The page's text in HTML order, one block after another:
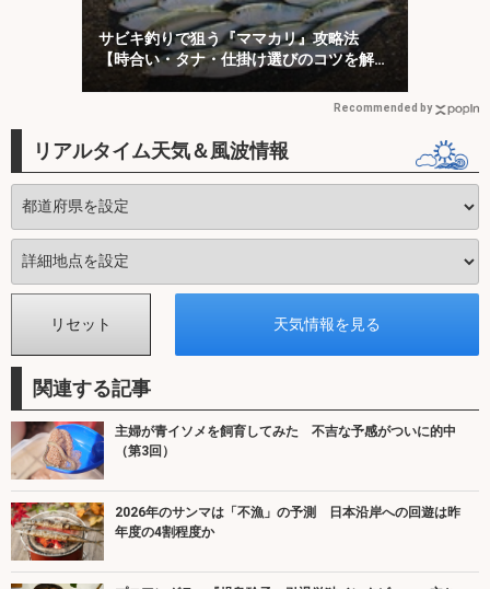
サビキ釣りで狙う『ママカリ』攻略法
【時合い・タナ・仕掛け選びのコツを解
説】
Recommended by
リアルタイム天気＆風波情報
関連する記事
主婦が青イソメを飼育してみた 不吉な予感がついに的中
（第3回）
2026年のサンマは「不漁」の予測 日本沿岸への回遊は昨
年度の4割程度か